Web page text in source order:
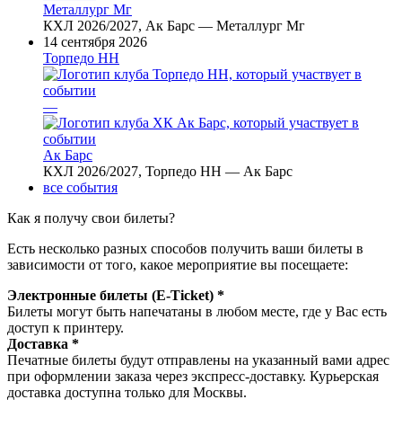
Металлург Мг
КХЛ 2026/2027, Ак Барс — Металлург Мг
14 сентября 2026
Торпедо НН
—
Ак Барс
КХЛ 2026/2027, Торпедо НН — Ак Барс
все события
Как я получу свои билеты?
Есть несколько разных способов получить ваши билеты в
зависимости от того, какое мероприятие вы посещаете:
Электронные билеты (E-Ticket) *
Билеты могут быть напечатаны в любом месте, где у Вас есть
доступ к принтеру.
Доставка *
Печатные билеты будут отправлены на указанный вами адрес
при оформлении заказа через экспресс-доставку. Курьерская
доставка доступна только для Москвы.